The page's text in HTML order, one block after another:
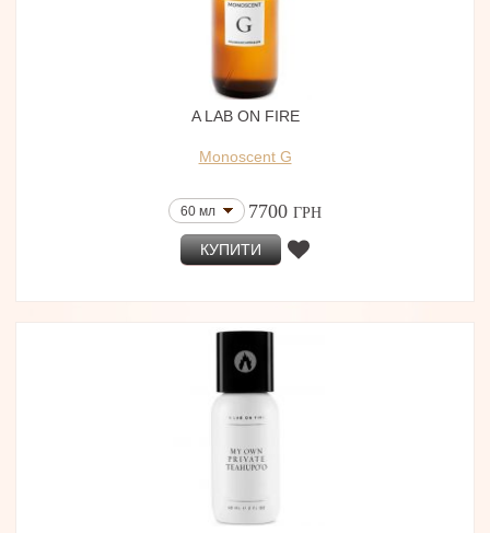
A LAB ON FIRE
Monoscent G
60 мл 7700 ГРН
КУПИТИ